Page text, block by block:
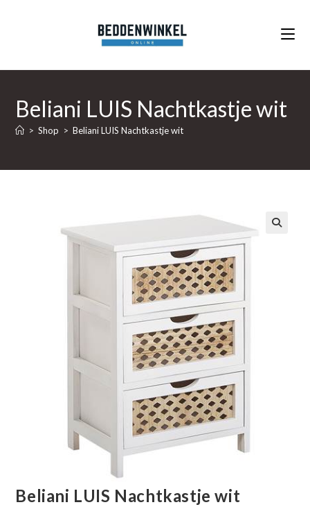
Beliani LUIS Nachtkastje wit
> Shop > Beliani LUIS Nachtkastje wit
Beliani LUIS Nachtkastje wit